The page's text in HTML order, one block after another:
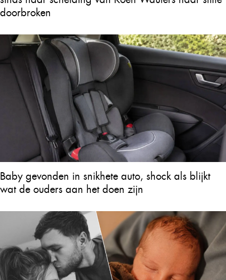
doorbroken
Baby gevonden in snikhete auto, shock als blijkt
wat de ouders aan het doen zijn